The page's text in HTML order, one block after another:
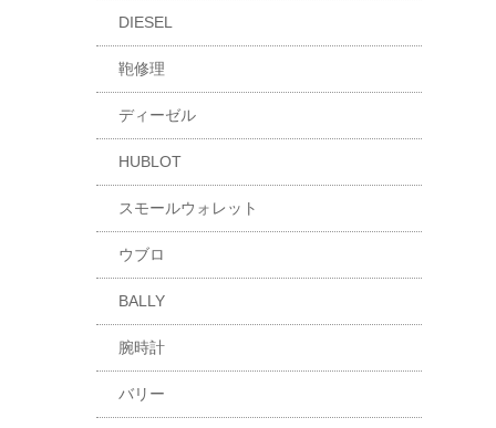
DIESEL
鞄修理
ディーゼル
HUBLOT
スモールウォレット
ウブロ
BALLY
腕時計
バリー